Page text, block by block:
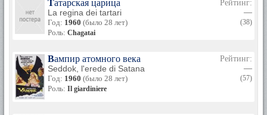
Татарская царица
La regina dei tartari
Год: 1960 (было 28 лет)
Роль: Chagatai
Рейтинг:
—
(38)
Вампир атомного века
Seddok, l'erede di Satana
Год: 1960 (было 28 лет)
Роль: Il giardiniere
Рейтинг:
—
(57)